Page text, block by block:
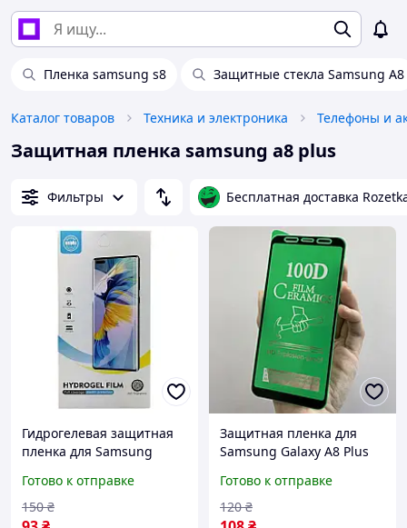
Пленка samsung s8 Защитные стекла Samsung A8
Каталог товаров Техника и электроника Телефоны и
Защитная пленка samsung a8 plus
Фильтры Бесплатная доставка
Гидрогелевая защитная
пленка для Samsung
на экран (Прозрачная)
Готово к отправке
150 ₴
Защитная пленка для
Samsung Galaxy A8 Plus
керамическая пленка на
самсунг а8 плюс черная
c8r
Готово к отправке
120 ₴